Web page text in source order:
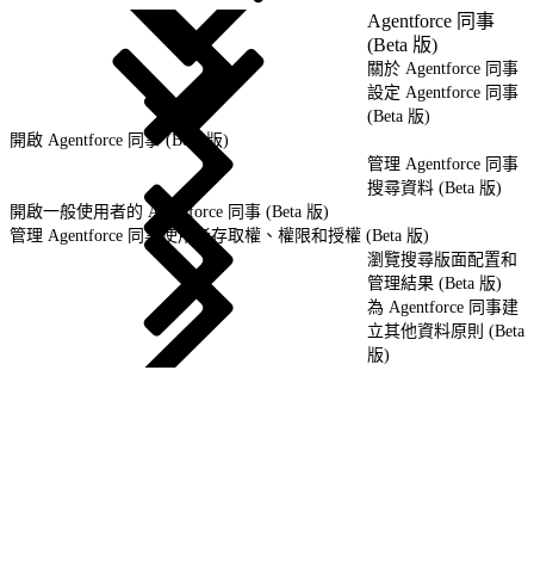
Agentforce 同事
(Beta 版)
關於 Agentforce 同事
設定 Agentforce 同事
(Beta 版)
開啟 Agentforce 同事 (Beta 版)
管理 Agentforce 同事
搜尋資料 (Beta 版)
開啟一般使用者的 Agentforce 同事 (Beta 版)
管理 Agentforce 同事使用者存取權、權限和授權 (Beta 版)
瀏覽搜尋版面配置和
管理結果 (Beta 版)
為 Agentforce 同事建
立其他資料原則 (Beta
版)